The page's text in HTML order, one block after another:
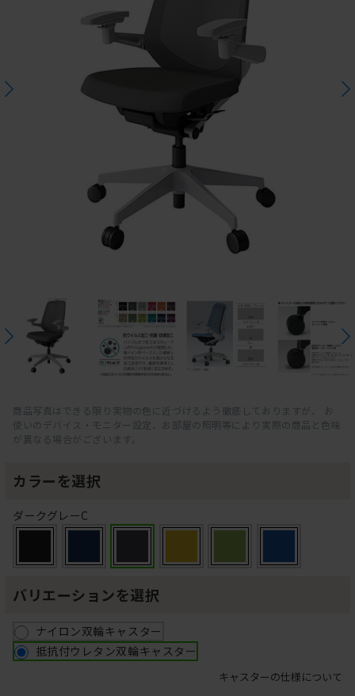
商品写真はできる限り実物の色に近づけるよう徹底しておりますが、 お
使いのデバイス・モニター設定、お部屋の照明等により実際の商品と色味
が異なる場合がございます。
カラーを選択
ダークグレーC
バリエーションを選択
ナイロン双輪キャスター
抵抗付ウレタン双輪キャスター
キャスターの仕様について